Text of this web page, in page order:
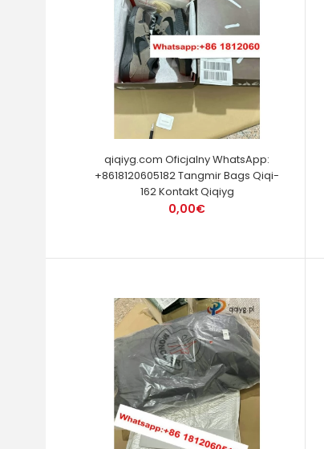
qiqiyg.com Oficjalny WhatsApp:
+8618120605182 Tangmir Bags Qiqi-
162 Kontakt Qiqiyg
0,00€